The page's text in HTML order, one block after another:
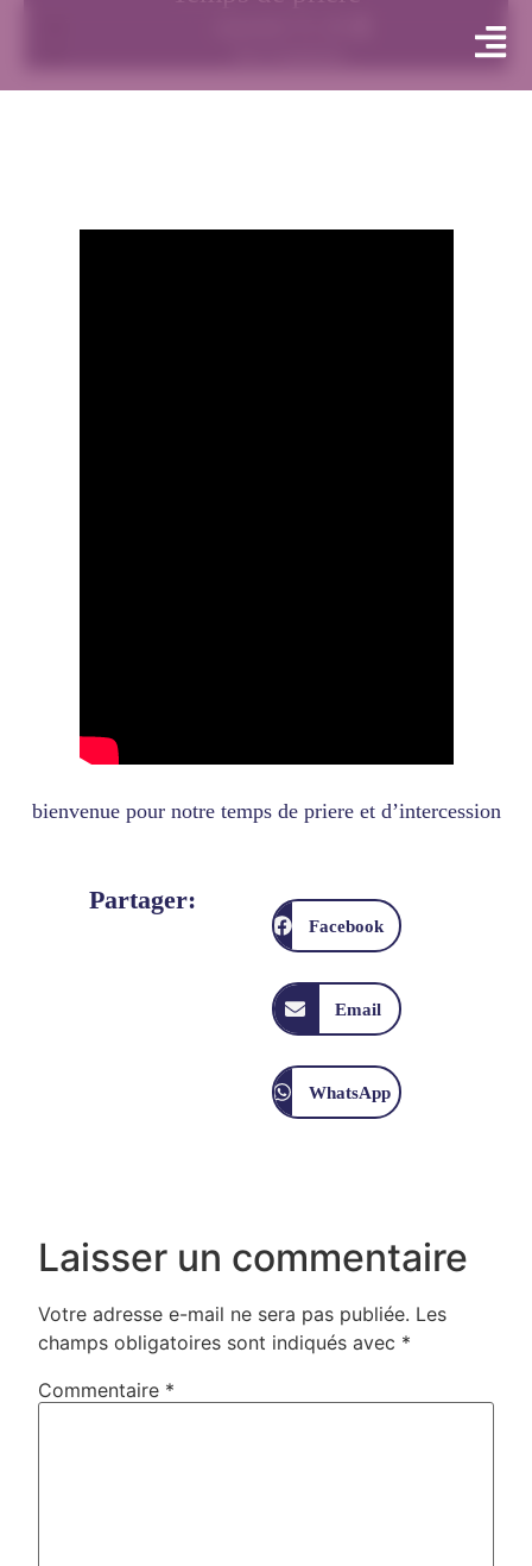
bienvenue pour notre temps de priere et d’intercession
Partager:
Facebook
Email
WhatsApp
Laisser un commentaire
Votre adresse e-mail ne sera pas publiée. Les
champs obligatoires sont indiqués avec *
Commentaire *